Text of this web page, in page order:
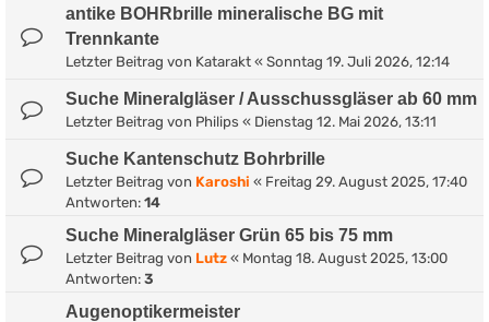
antike BOHRbrille mineralische BG mit
Trennkante
Letzter Beitrag von Katarakt « Sonntag 19. Juli 2026, 12:14
Suche Mineralgläser / Ausschussgläser ab 60 mm
Letzter Beitrag von Philips « Dienstag 12. Mai 2026, 13:11
Suche Kantenschutz Bohrbrille
Letzter Beitrag von Karoshi « Freitag 29. August 2025, 17:40
Antworten: 14
Suche Mineralgläser Grün 65 bis 75 mm
Letzter Beitrag von Lutz « Montag 18. August 2025, 13:00
Antworten: 3
Augenoptikermeister